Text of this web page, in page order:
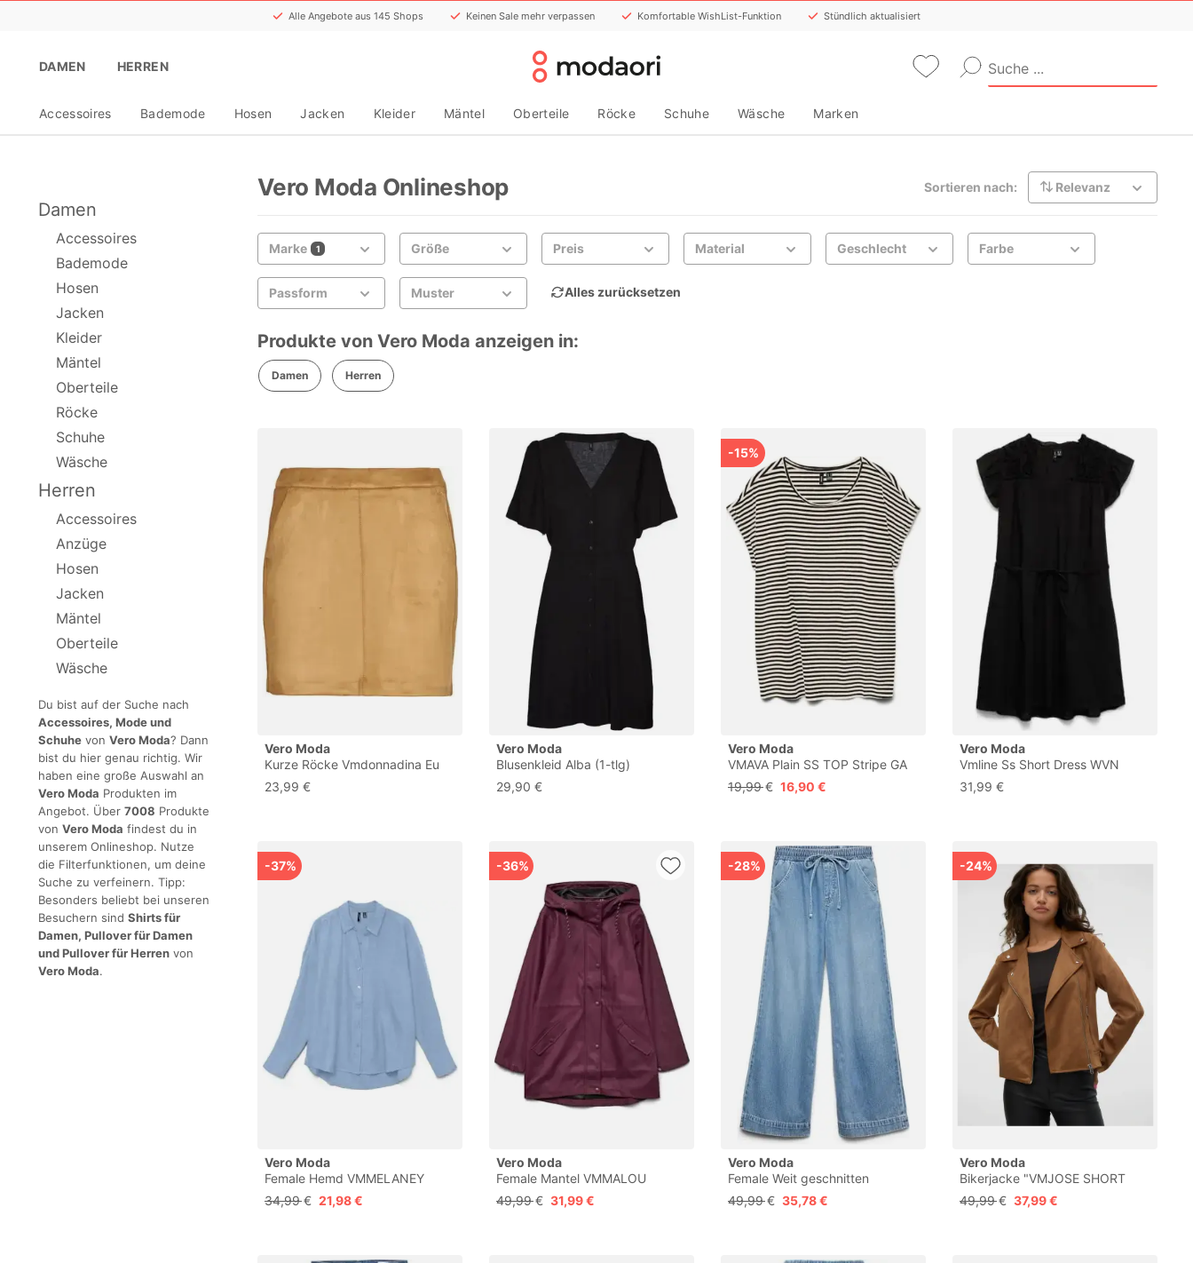
Alle Angebote aus 145 Shops Keinen Sale mehr verpassen Komfortable WishList-Funktion Stündlich aktualisiert
DAMEN HERREN
Accessoires Bademode Hosen Jacken Kleider Mäntel Oberteile Röcke Schuhe Wäsche Marken
Damen
Accessoires
Bademode
Hosen
Jacken
Kleider
Mäntel
Oberteile
Röcke
Schuhe
Wäsche
Herren
Accessoires
Anzüge
Hosen
Jacken
Mäntel
Oberteile
Wäsche
Du bist auf der Suche nach
Accessoires, Mode und
Schuhe von Vero Moda? Dann
bist du hier genau richtig. Wir
haben eine große Auswahl an
Vero Moda Produkten im
Angebot. Über 7008 Produkte
von Vero Moda findest du in
unserem Onlineshop. Nutze
die Filterfunktionen, um deine
Suche zu verfeinern. Tipp:
Besonders beliebt bei unseren
Besuchern sind Shirts für
Damen, Pullover für Damen
und Pullover für Herren von
Vero Moda.
Vero Moda Onlineshop Sortieren nach: Relevanz
Marke 1 Größe Preis Material Geschlecht Farbe
Passform Muster Alles zurücksetzen
Produkte von Vero Moda anzeigen in:
Damen Herren
Vero Moda
Kurze Röcke Vmdonnadina Eu
S;Eu M;Eu Xs
23,99 €
Vero Moda
Blusenkleid Alba (1-tlg)
Drapiert/gerafft
29,90 €
-15%
Vero Moda
VMAVA Plain SS TOP Stripe GA
JRS NOOS
19,99 € 16,90 €
Vero Moda
Vmline Ss Short Dress WVN
Noos
31,99 €
-37%
Vero Moda
Female Hemd VMMELANEY
Hemd
34,99 € 21,98 €
-36%
Vero Moda
Female Mantel VMMALOU
Regenmantel
49,99 € 31,99 €
-28%
Vero Moda
Female Weit geschnitten
VMALLISON Mid Rise Weiter
Beinschnitt Jeans
49,99 € 35,78 €
-24%
Vero Moda
Bikerjacke "VMJOSE SHORT
FAUX SUEDE JACKET GA
NOOS" mit asymetrischem
49,99 € 37,99 €